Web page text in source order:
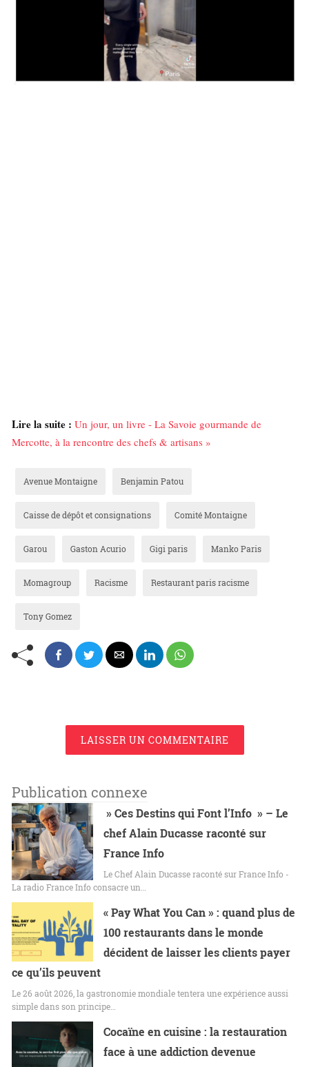
Lire la suite : Un jour, un livre - La Savoie gourmande de
Mercotte, à la rencontre des chefs & artisans »
Avenue Montaigne Benjamin Patou
Caisse de dépôt et consignations Comité Montaigne
Garou Gaston Acurio Gigi paris Manko Paris
Momagroup Racisme Restaurant paris racisme
Tony Gomez
LAISSER UN COMMENTAIRE
Publication connexe
» Ces Destins qui Font l’Info » – Le
chef Alain Ducasse raconté sur
France Info
Le Chef Alain Ducasse raconté sur France Info -
La radio France Info consacre un…
« Pay What You Can » : quand plus de
100 restaurants dans le monde
décident de laisser les clients payer
ce qu’ils peuvent
Le 26 août 2026, la gastronomie mondiale tentera une expérience aussi
simple dans son principe…
Cocaïne en cuisine : la restauration
face à une addiction devenue